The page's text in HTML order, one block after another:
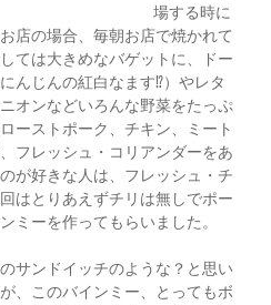
場する時に
店の場合、毎朝お店で焼かれて
ては大きめなバゲットに、ドー
んじんの紅白なます⁉︎）やレタ
オンなどいろんな野菜をたっぷ
ーストポーク、チキン、ミート
フレッシュ・コリアンダーをあ
が好きな人は、フレッシュ・チ
はとりあえずチリは無しでポー
ミーを作ってもらいました。
サンドイッチのような？と思い
、このバインミー、とってもボ